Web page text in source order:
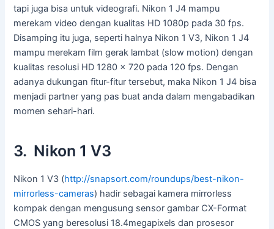
tapi juga bisa untuk videografi. Nikon 1 J4 mampu
merekam video dengan kualitas HD 1080p pada 30 fps.
Disamping itu juga, seperti halnya Nikon 1 V3, Nikon 1 J4
mampu merekam film gerak lambat (slow motion) dengan
kualitas resolusi HD 1280 x 720 pada 120 fps. Dengan
adanya dukungan fitur-fitur tersebut, maka Nikon 1 J4 bisa
menjadi partner yang pas buat anda dalam mengabadikan
momen sehari-hari.
3. Nikon 1 V3
Nikon 1 V3 (http://snapsort.com/roundups/best-nikon-
mirrorless-cameras) hadir sebagai kamera mirrorless
kompak dengan mengusung sensor gambar CX-Format
CMOS yang beresolusi 18.4megapixels dan prosesor